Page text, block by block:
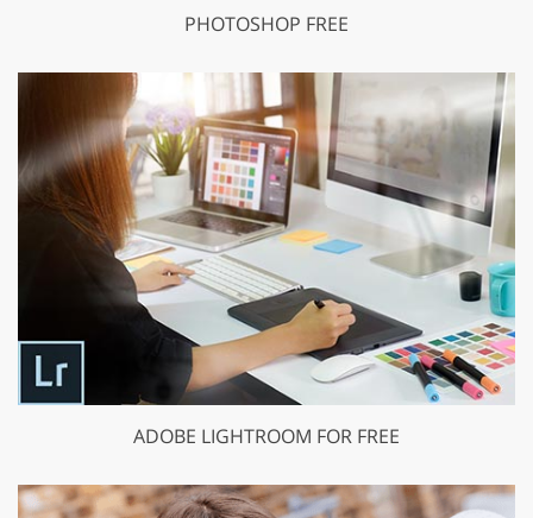
PHOTOSHOP FREE
ADOBE LIGHTROOM FOR FREE